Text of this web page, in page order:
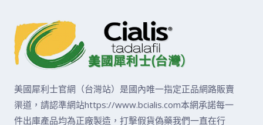
美國犀利士官網（台灣站）是國內唯一指定正品網路販賣
渠道，請認準網站https://www.bcialis.com本網承諾每一
件出庫產品均為正廠製造，打擊假貨偽藥我們一直在行